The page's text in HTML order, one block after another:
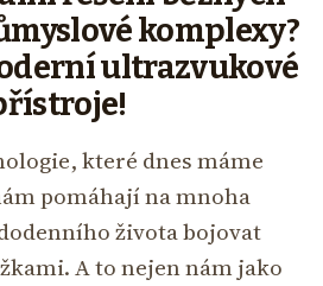
komplexy?
ultrazvukové
které dnes máme
pomáhají na mnoha
života bojovat
A to nejen nám jako